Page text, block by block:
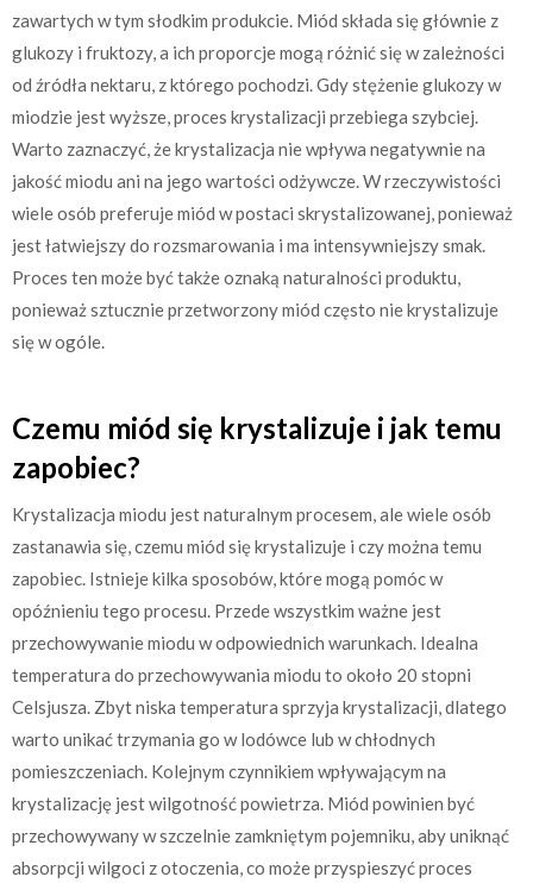
zawartych w tym słodkim produkcie. Miód składa się głównie z
glukozy i fruktozy, a ich proporcje mogą różnić się w zależności
od źródła nektaru, z którego pochodzi. Gdy stężenie glukozy w
miodzie jest wyższe, proces krystalizacji przebiega szybciej.
Warto zaznaczyć, że krystalizacja nie wpływa negatywnie na
jakość miodu ani na jego wartości odżywcze. W rzeczywistości
wiele osób preferuje miód w postaci skrystalizowanej, ponieważ
jest łatwiejszy do rozsmarowania i ma intensywniejszy smak.
Proces ten może być także oznaką naturalności produktu,
ponieważ sztucznie przetworzony miód często nie krystalizuje
się w ogóle.
Czemu miód się krystalizuje i jak temu
zapobiec?
Krystalizacja miodu jest naturalnym procesem, ale wiele osób
zastanawia się, czemu miód się krystalizuje i czy można temu
zapobiec. Istnieje kilka sposobów, które mogą pomóc w
opóźnieniu tego procesu. Przede wszystkim ważne jest
przechowywanie miodu w odpowiednich warunkach. Idealna
temperatura do przechowywania miodu to około 20 stopni
Celsjusza. Zbyt niska temperatura sprzyja krystalizacji, dlatego
warto unikać trzymania go w lodówce lub w chłodnych
pomieszczeniach. Kolejnym czynnikiem wpływającym na
krystalizację jest wilgotność powietrza. Miód powinien być
przechowywany w szczelnie zamkniętym pojemniku, aby uniknąć
absorpcji wilgoci z otoczenia, co może przyspieszyć proces